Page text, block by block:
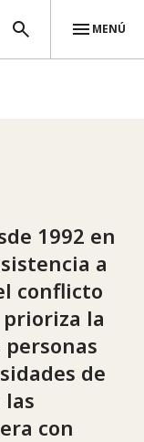
MENÚ
1992 en
a
conflicto
la
de
las
con